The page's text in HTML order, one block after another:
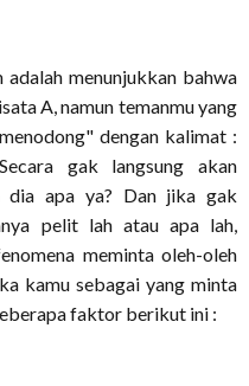
menunjukkan bahwa
A, namun temanmu yang
dengan kalimat :
gak langsung akan
dia apa ya? Dan jika gak
pelit lah atau apa lah,
meminta oleh-oleh
kamu sebagai yang minta
faktor berikut ini :